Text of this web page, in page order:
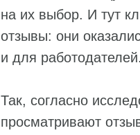
на их выбор. И тут
отзывы: они
и для работодателей.
Так, согласно
просматривают